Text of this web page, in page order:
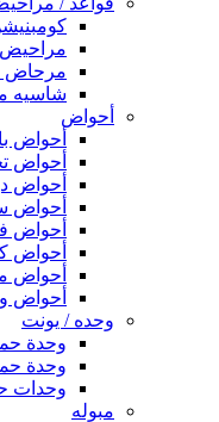
مراحيض
مرحاض
شاسيه
أحواض
أحواض
أحواض
أحواض
أحواض
أحواض
أحواض
أحواض
أحواض
وحده / يونت
وحدة
وحدة
وحدات
مبوله